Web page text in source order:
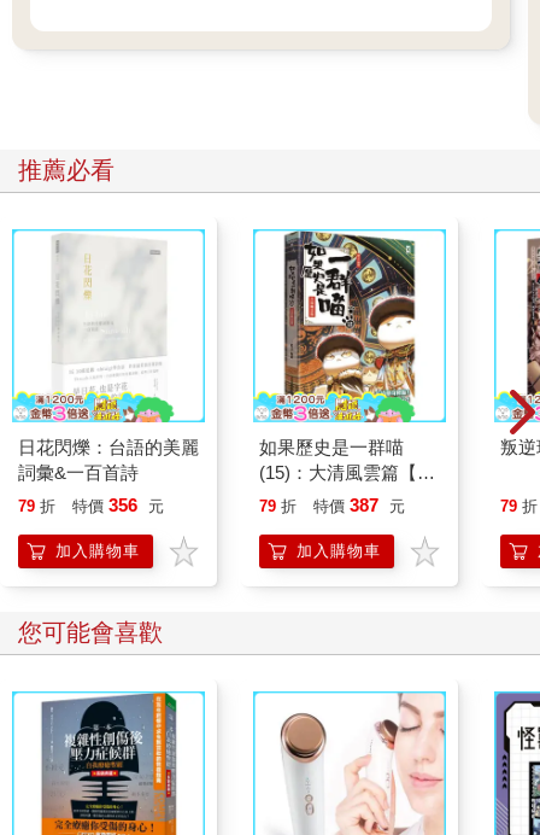
推薦必看
日花閃爍：台語的美麗
詞彙&一百首詩
79 折 特價 356 元
加入購物車
如果歷史是一群喵
(15)：大清風雲篇【萌
貓漫畫學歷史】
79 折 特價 387 元
加入購物車
叛逆
79 折
您可能會喜歡